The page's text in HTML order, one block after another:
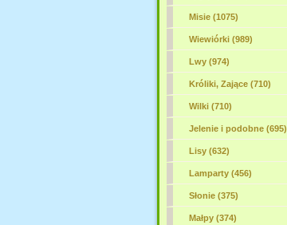
Misie (1075)
Wiewiórki (989)
Lwy (974)
Króliki, Zające (710)
Wilki (710)
Jelenie i podobne (695)
Lisy (632)
Lamparty (456)
Słonie (375)
Małpy (374)